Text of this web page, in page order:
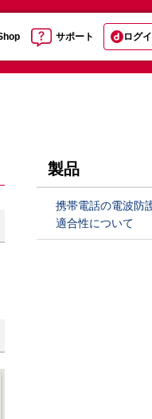
サポート ログ
製品
携帯電話の電波防
適合性について